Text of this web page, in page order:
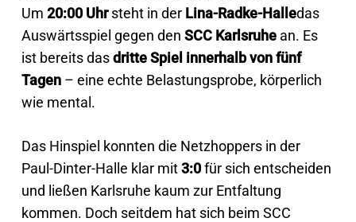
Um 20:00 Uhrsteht in der Lina-Radke-Halledas
Auswärtsspiel gegen den SCC Karlsruhean. Es
ist bereits dasdritte Spiel innerhalb von fünf
Tagen– eine echte Belastungsprobe, körperlich
wie mental.
Das Hinspiel konnten die Netzhoppers in der
Paul-Dinter-Halle klar mit3:0für sich entscheiden
und ließen Karlsruhe kaum zur Entfaltung
kommen. Doch seitdem hat sich beim SCC